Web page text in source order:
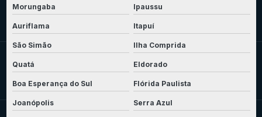
Morungaba Ipaussu
Auriflama Itapuí
São Simão Ilha Comprida
Quatá Eldorado
Boa Esperança do Sul Flórida Paulista
Joanópolis Serra Azul